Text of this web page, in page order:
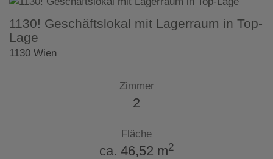
1130! Geschäftslokal mit Lagerraum in Top-
Lage
1130 Wien
Zimmer
2
Fläche
ca. 46,52 m2